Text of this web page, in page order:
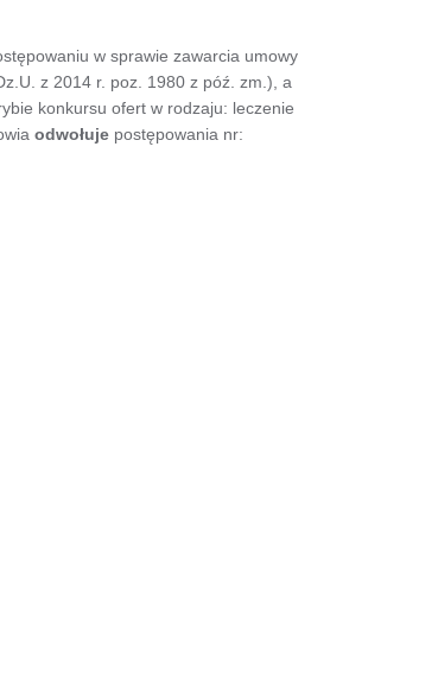
w sprawie zawarcia umowy
z 2014 r. poz. 1980 z póź. zm.), a
konkursu ofert w rodzaju: leczenie
odwołuje postępowania nr: